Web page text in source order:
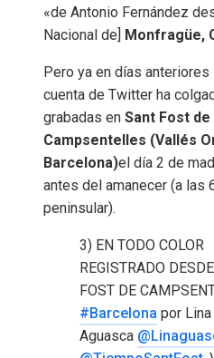
«de Antonio Fernández
Nacional de]
Monfragüe,
Pero ya en días anteriores
cuenta de Twitter ha
grabadas en Sant Fost de
Campsentelles (Vallés
Barcelona)el día 2 de
antes del amanecer (a las
peninsular).
3) EN TODO COLOR
REGISTRADO
FOST DE
#Barcelona por Lina
Aguasca